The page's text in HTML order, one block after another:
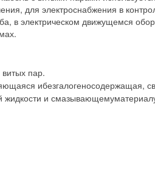
для электроснабжения в
в электрическом движущемся
пар.
ибезгалогеносодержащая,
жидкости и